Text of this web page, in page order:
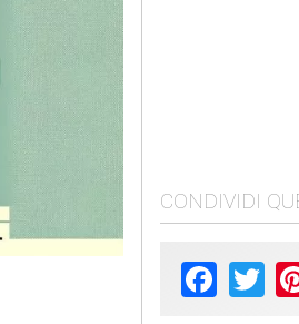
CONDIVIDI
Facebook